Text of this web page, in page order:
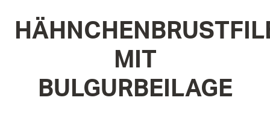
MIT
BULGURBEILAGE